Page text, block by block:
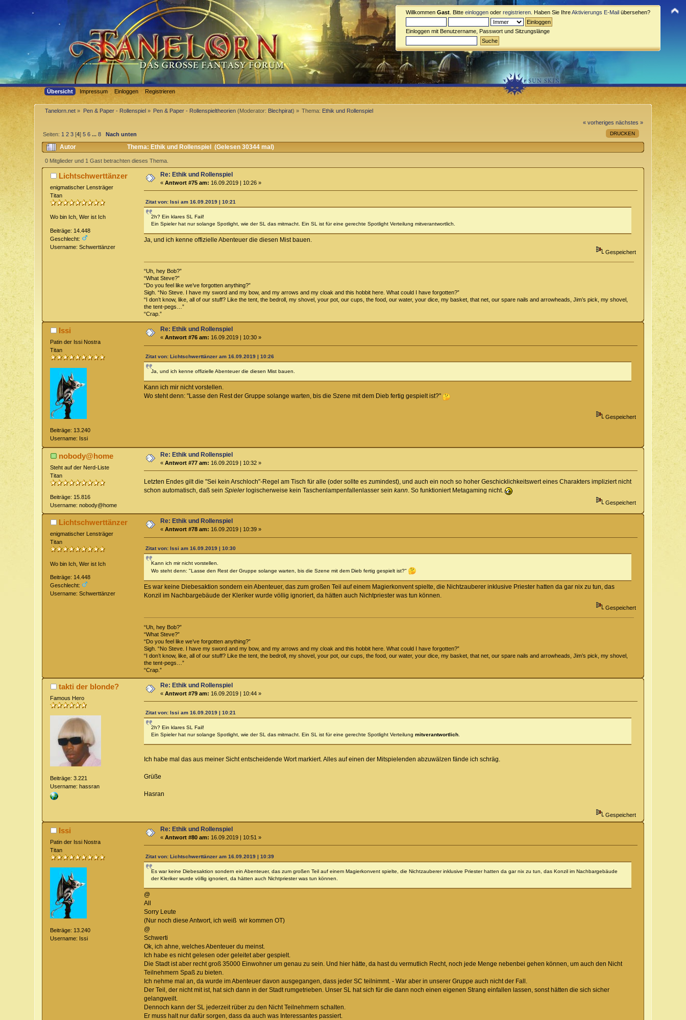
Willkommen Gast . Bitte einloggen oder registrieren . Haben Sie IhreAktivierungs E-Mail übersehen?
Einloggen mit Benutzername, Passwort und Sitzungslänge
Übersicht Impressum Einloggen Registrieren
Tanelorn.net » Pen & Paper - Rollenspiel» Pen & Paper - Rollenspieltheorien (Moderator: Blechpirat) » Thema: Ethik und Rollenspiel
« vorheriges nächstes »
DRUCKEN
Seiten: 1 2 3 [4]5 6 ...8 Nach unten
Autor Thema: Ethik und Rollenspiel (Gelesen 30344 mal)
0 Mitglieder und 1 Gast betrachten dieses Thema.
Lichtschwerttänzer
enigmatischer Lensträger
Titan
Wo bin Ich, Wer ist Ich
Beiträge: 14.448
Geschlecht:
Username: Schwerttänzer
Re: Ethik und Rollenspiel
«Antwort #75 am: 16.09.2019 | 10:26 »
Zitat von: Issi am 16.09.2019 | 10:21
2h? Ein klares SL Fail!
Ein Spieler hat nur solange Spotlight, wie der SL das mitmacht. Ein SL ist für eine gerechte Spotlight Verteilung mitverantwortlich.
Ja, und ich kenne offizielle Abenteuer die diesen Mist bauen.
Gespeichert
“Uh, hey Bob?”
“What Steve?”
“Do you feel like we’ve forgotten anything?”
Sigh. “No Steve. I have my sword and my bow, and my arrows and my cloak and this hobbit here. What could I have forgotten?”
“I don’t know, like, all of our stuff? Like the tent, the bedroll, my shovel, your pot, our cups, the food, our water, your dice, my basket, that net, our spare nails and arrowheads, Jim’s pick, my shovel,
the tent-pegs…”
“Crap.”
Issi
Patin der Issi Nostra
Titan
Beiträge: 13.240
Username: Issi
Re: Ethik und Rollenspiel
«Antwort #76 am: 16.09.2019 | 10:30 »
Zitat von: Lichtschwerttänzer am 16.09.2019 | 10:26
Ja, und ich kenne offizielle Abenteuer die diesen Mist bauen.
Kann ich mir nicht vorstellen.
Wo steht denn: "Lasse den Rest der Gruppe solange warten, bis die Szene mit dem Dieb fertig gespielt ist?"
Gespeichert
nobody@home
Steht auf der Nerd-Liste
Titan
Beiträge: 15.816
Username: nobody@home
Re: Ethik und Rollenspiel
«Antwort #77 am: 16.09.2019 | 10:32 »
Letzten Endes gilt die "Sei kein Arschloch"-Regel am Tisch für alle (oder sollte es zumindest), und auch ein noch so hoher Geschicklichkeitswert eines Charakters impliziert nicht
schon automatisch, daß sein Spielerlogischerweise kein Taschenlampenfallenlasser sein kann . So funktioniert Metagaming nicht.
Gespeichert
Lichtschwerttänzer
enigmatischer Lensträger
Titan
Wo bin Ich, Wer ist Ich
Beiträge: 14.448
Geschlecht:
Username: Schwerttänzer
Re: Ethik und Rollenspiel
«Antwort #78 am: 16.09.2019 | 10:39 »
Zitat von: Issi am 16.09.2019 | 10:30
Kann ich mir nicht vorstellen.
Wo steht denn: "Lasse den Rest der Gruppe solange warten, bis die Szene mit dem Dieb fertig gespielt ist?"
Es war keine Diebesaktion sondern ein Abenteuer, das zum großen Teil auf einem Magierkonvent spielte, die Nichtzauberer inklusive Priester hatten da gar nix zu tun, das
Konzil im Nachbargebäude der Kleriker wurde völlig ignoriert, da hätten auch Nichtpriester was tun können.
Gespeichert
“Uh, hey Bob?”
“What Steve?”
“Do you feel like we’ve forgotten anything?”
Sigh. “No Steve. I have my sword and my bow, and my arrows and my cloak and this hobbit here. What could I have forgotten?”
“I don’t know, like, all of our stuff? Like the tent, the bedroll, my shovel, your pot, our cups, the food, our water, your dice, my basket, that net, our spare nails and arrowheads, Jim’s pick, my shovel,
the tent-pegs…”
“Crap.”
takti der blonde?
Famous Hero
Beiträge: 3.221
Username: hassran
Re: Ethik und Rollenspiel
«Antwort #79 am: 16.09.2019 | 10:44 »
Zitat von: Issi am 16.09.2019 | 10:21
2h? Ein klares SL Fail!
Ein Spieler hat nur solange Spotlight, wie der SL das mitmacht. Ein SL ist für eine gerechte Spotlight Verteilung mitverantwortlich.
Ich habe mal das aus meiner Sicht entscheidende Wort markiert. Alles auf einen der Mitspielenden abzuwälzen fände ich schräg.
Grüße
Hasran
Gespeichert
Issi
Patin der Issi Nostra
Titan
Beiträge: 13.240
Username: Issi
Re: Ethik und Rollenspiel
«Antwort #80 am: 16.09.2019 | 10:51 »
Zitat von: Lichtschwerttänzer am 16.09.2019 | 10:39
Es war keine Diebesaktion sondern ein Abenteuer, das zum großen Teil auf einem Magierkonvent spielte, die Nichtzauberer inklusive Priester hatten da gar nix zu tun, das Konzil im Nachbargebäude
der Kleriker wurde völlig ignoriert, da hätten auch Nichtpriester was tun können.
@
All
Sorry Leute
(Nur noch diese Antwort, ich weiß wir kommen OT)
@
Schwerti
Ok, ich ahne, welches Abenteuer du meinst.
Ich habe es nicht gelesen oder geleitet aber gespielt.
Die Stadt ist aber recht groß 35000 Einwohner um genau zu sein. Und hier hätte, da hast du vermutlich Recht, noch jede Menge nebenbei gehen können, um auch den Nicht
Teilnehmern Spaß zu bieten.
Ich nehme mal an, da wurde im Abenteuer davon ausgegangen, dass jeder SC teilnimmt. - War aber in unserer Gruppe auch nicht der Fall.
Der Teil, der nicht mit ist, hat sich dann in der Stadt rumgetrieben. Unser SL hat sich für die dann noch einen eigenen Strang einfallen lassen, sonst hätten die sich sicher
gelangweilt.
Dennoch kann der SL jederzeit rüber zu den Nicht Teilnehmern schalten.
Er muss halt nur dafür sorgen, dass da auch was Interessantes passiert.